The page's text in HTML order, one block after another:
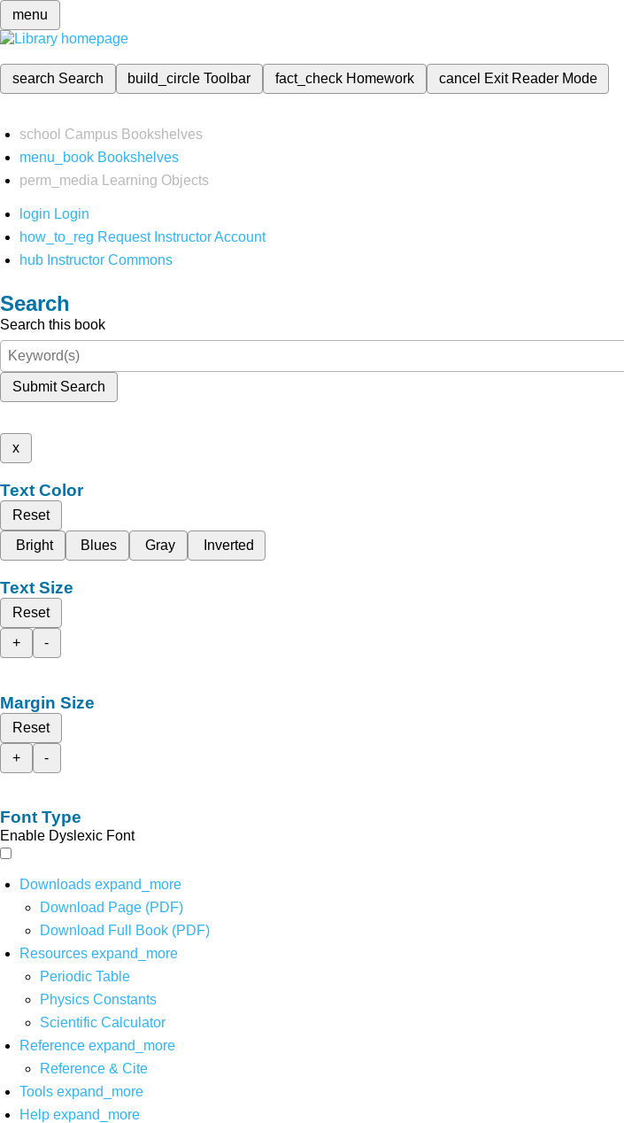
menu
search Search build_circleToolbar fact_check Homework cancel Exit Reader Mode
school Campus Bookshelves
menu_book Bookshelves
perm_media
Learning Objects
login Login
how_to_reg Request Instructor Account
hub Instructor Commons
Search
Search this book
Submit Search
x
Text Color
Reset
Bright
Blues Gray Inverted
Text Size
Reset
+
-
Margin Size
Reset
+
-
Font Type
Enable Dyslexic Font
Downloads expand_more
Download Page (PDF)
Download Full Book (PDF)
Resources expand_more
Periodic Table
Physics Constants
Scientific Calculator
Reference expand_more
Reference & Cite
Tools expand_more
Help expand_more